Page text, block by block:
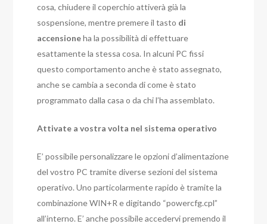
cosa, chiudere il coperchio attiverà già la
sospensione, mentre premere il tasto di
accensioneha la possibilità di effettuare
esattamente la stessa cosa. In alcuni PC fissi
questo comportamento anche è stato assegnato,
anche se cambia a seconda di come è stato
programmato dalla casa o da chi l’ha assemblato.
Attivate a vostra volta nel sistema operativo
E’ possibile personalizzare le opzioni d’alimentazione
del vostro PC tramite diverse sezioni del sistema
operativo. Uno particolarmente rapido è tramite la
combinazione WIN+R e digitando “powercfg.cpl”
all’interno. E’ anche possibile accedervi premendo il